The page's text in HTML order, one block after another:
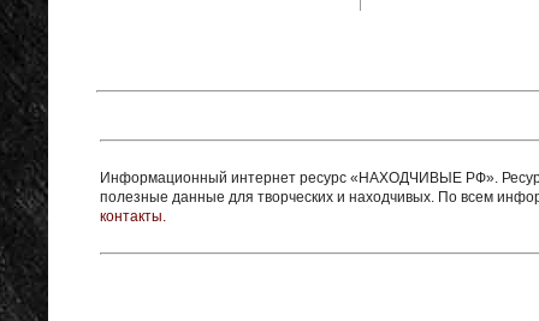
Информационный интернет ресурс «НАХОДЧИВЫЕ РФ».
полезные данные для творческих и находчивых. По всем
контакты.